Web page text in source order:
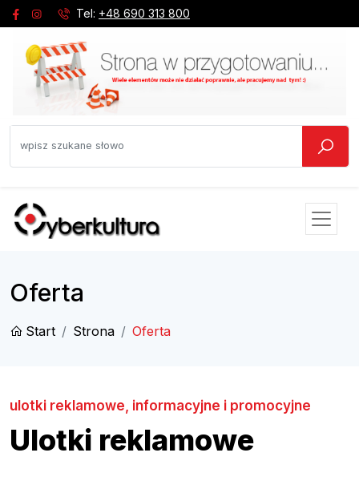
Tel: +48 690 313 800
Oferta
Start Strona Oferta
ulotki reklamowe, informacyjne i promocyjne
Ulotki reklamowe